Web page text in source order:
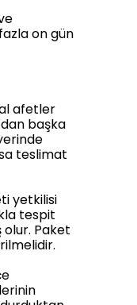
on gün
afetler
başka
teslimat
yetkilisi
tespit
olur. Paket